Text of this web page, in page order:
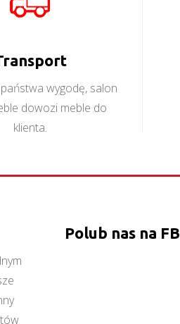
wygodę, salon
dowozi meble do
klienta.
Polub nas na FB